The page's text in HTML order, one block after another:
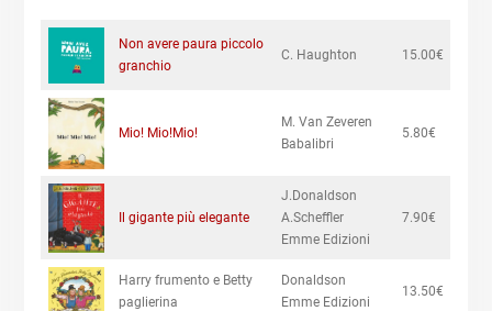
Non avere paura piccolo
granchio
C. Haughton 15.00€
Mio! Mio!Mio!
M. Van Zeveren
Babalibri
5.80€
Il gigante più elegante
J.Donaldson
A.Scheffler
Emme Edizioni
7.90€
Harry frumento e Betty
paglierina
Donaldson
Emme Edizioni
13.50€